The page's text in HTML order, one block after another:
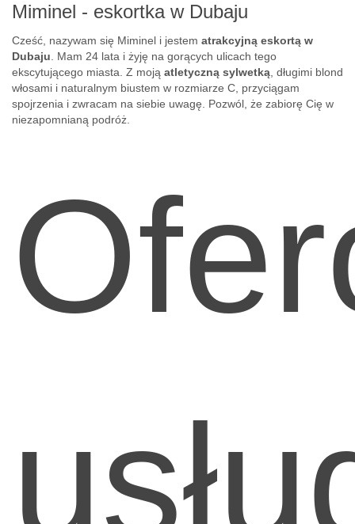
Miminel - eskortka w Dubaju
Cześć, nazywam się Miminel i jestem atrakcyjną eskortą w
Dubaju. Mam 24 lata i żyję na gorących ulicach tego
ekscytującego miasta. Z moją atletyczną sylwetką, długimi blond
włosami i naturalnym biustem w rozmiarze C, przyciągam
spojrzenia i zwracam na siebie uwagę. Pozwól, że zabiorę Cię w
niezapomnianą podróż.